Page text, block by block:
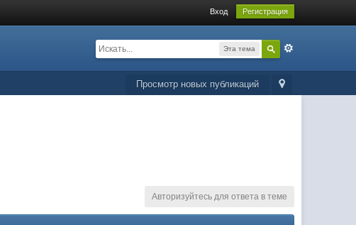
Вход Регистрация
Эта тема
Просмотр новых публикаций
Авторизуйтесь для ответа в теме